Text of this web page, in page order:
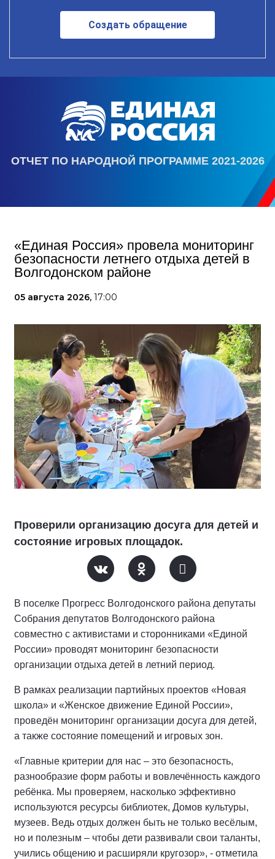
Создать обращение
ОТЧЕТ ПО НАРОДНОЙ ПРОГРАММЕ 2021-2026
«Единая Россия» провела мониторинг
безопасности летнего отдыха детей в
Волгодонском районе
05 августа 2026, 17:00
Проверили организацию досуга для детей и
состояние игровых площадок.
В поселке Прогресс Волгодонского района депутаты
Собрания депутатов Волгодонского района
совместно с активистами и сторонниками «Единой
России» проводят мониторинг безопасности
организации отдыха детей в летний период.
В рамках реализации партийных проектов «Новая
школа» и «Женское движение Единой России»,
проведён мониторинг организации досуга для детей,
а также состояние помещений и игровых зон.
«Главные критерии для нас – это безопасность,
разнообразие форм работы и вовлечённость каждого
ребёнка. Мы проверяем, насколько эффективно
используются ресурсы библиотек, Домов культуры,
музеев. Ведь отдых должен быть не только весёлым,
но и полезным – чтобы дети развивали свои таланты,
учились общению и расширяли кругозор», - отметила